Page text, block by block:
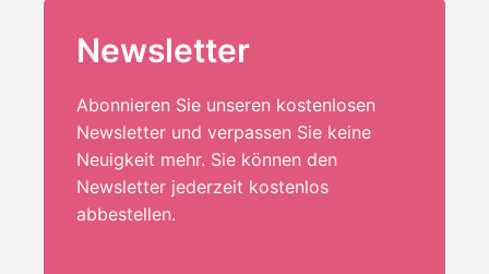
Newsletter
Abonnieren Sie unseren kostenlosen
Newsletter und verpassen Sie keine
Neuigkeit mehr. Sie können den
Newsletter jederzeit kostenlos
abbestellen.